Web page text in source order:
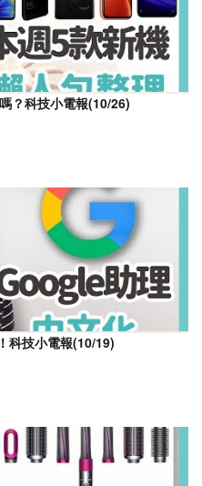
？科技小電報(10/26)
技小電報(10/19)